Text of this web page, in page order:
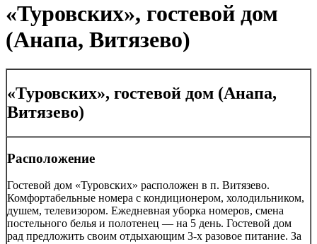
«Туровских», гостевой дом
(Анапа, Витязево)
«Туровских», гостевой дом (Анапа,
Витязево)
Расположение
Гостевой дом «Туровских» расположен в п. Витязево.
Комфортабельные номера с кондиционером, холодильником,
душем, телевизором. Ежедневная уборка номеров, смена
постельного белья и полотенец — на 5 день. Гостевой дом
рад предложить своим отдыхающим 3-х разовое питание. За